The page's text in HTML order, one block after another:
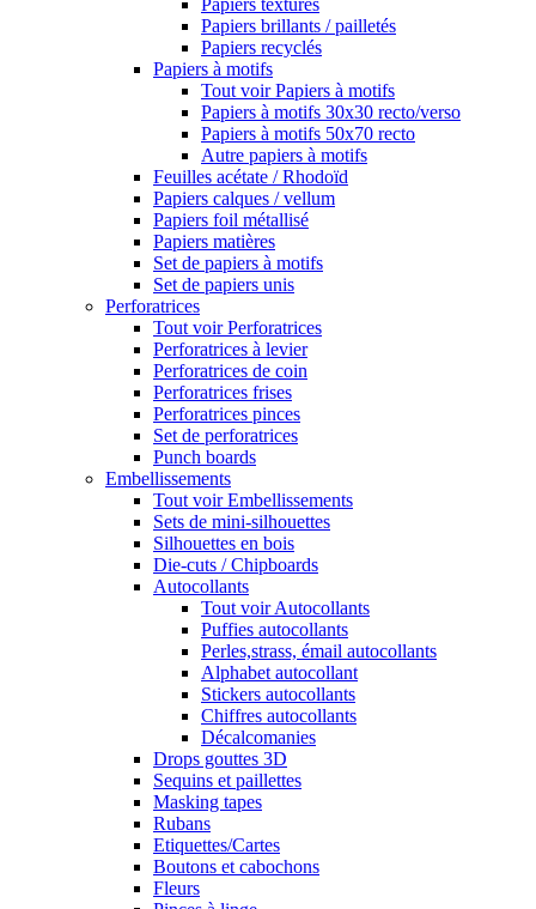
Papiers texturés
Papiers brillants / pailletés
Papiers recyclés
Papiers à motifs
Tout voir Papiers à motifs
Papiers à motifs 30x30 recto/verso
Papiers à motifs 50x70 recto
Autre papiers à motifs
Feuilles acétate / Rhodoïd
Papiers calques / vellum
Papiers foil métallisé
Papiers matières
Set de papiers à motifs
Set de papiers unis
Perforatrices
Tout voir Perforatrices
Perforatrices à levier
Perforatrices de coin
Perforatrices frises
Perforatrices pinces
Set de perforatrices
Punch boards
Embellissements
Tout voir Embellissements
Sets de mini-silhouettes
Silhouettes en bois
Die-cuts / Chipboards
Autocollants
Tout voir Autocollants
Puffies autocollants
Perles,strass, émail autocollants
Alphabet autocollant
Stickers autocollants
Chiffres autocollants
Décalcomanies
Drops gouttes 3D
Sequins et paillettes
Masking tapes
Rubans
Etiquettes/Cartes
Boutons et cabochons
Fleurs